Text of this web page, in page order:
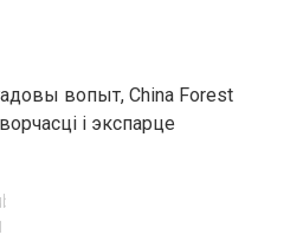
вопыт, China Forest
і экспарце